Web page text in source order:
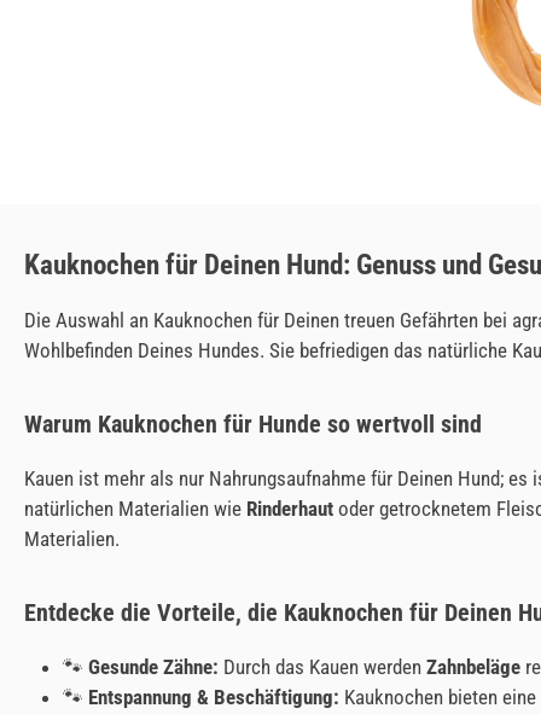
Kauknochen für Deinen Hund: Genuss und
Die Auswahl an Kauknochen für Deinen treuen Gefährten bei
Wohlbefinden Deines Hundes. Sie befriedigen das natürliche
Warum Kauknochen für Hunde so wertvoll sind
Kauen ist mehr als nur Nahrungsaufnahme für Deinen Hund;
natürlichen Materialien wie Rinderhaut oder getrocknetem
Materialien.
Entdecke die Vorteile, die Kauknochen für Deinen
🐾 Gesunde Zähne: Durch das Kauen werden Zahnbeläge
🐾 Entspannung & Beschäftigung: Kauknochen bieten